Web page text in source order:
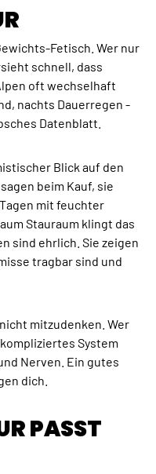
Fetisch. Wer nur
schnell, dass
oft wechselhaft
nachts Dauerregen -
Datenblatt.
Blick auf den
beim Kauf, sie
mit feuchter
Stauraum klingt das
sind ehrlich. Sie zeigen
tragbar sind und
nicht mitzudenken. Wer
System
Nerven. Ein gutes
dich.
PASST